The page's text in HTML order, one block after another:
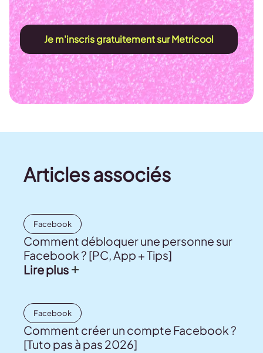
Je m'inscris gratuitement sur Metricool
Articles associés
Facebook
Comment débloquer une personne sur
Facebook ? [PC, App + Tips]
Lire plus
Facebook
Comment créer un compte Facebook ?
[Tuto pas à pas 2026]